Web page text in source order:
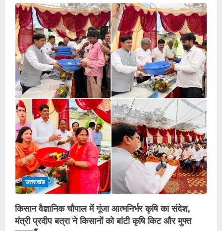
उत्तराखंड
किसान वैज्ञानिक चौपाल में गूंजा आत्मनिर्भर कृषि का संदेश,
मंत्री प्रदीप बत्रा ने किसानों को बांटी कृषि किट और मुफ्त